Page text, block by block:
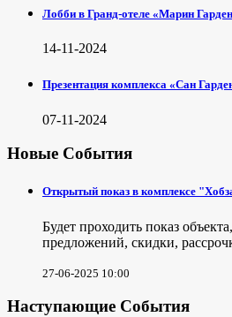
Лобби в Гранд-отеле «Марин
14-11-2024
Презентация комплекса «Сан
07-11-2024
Новые События
Открытый показ в комплексе
Будет проходить показ
предложений, скидки,
27-06-2025 10:00
Наступающие События